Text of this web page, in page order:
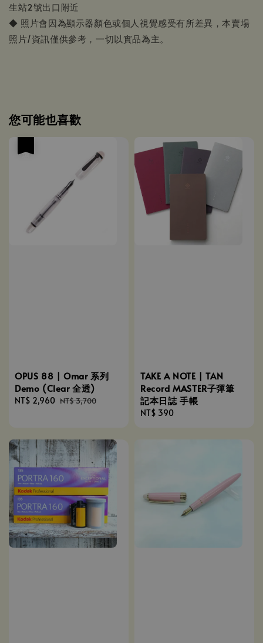
生站2號出口附近
◆ 照片會因為顯示器顏色或個人視覺感受有所差異，本賣場
照片/資訊僅供參考，一切以實品為主。
您可能也喜歡
OPUS 88 | Omar 系列
Demo (Clear 全透)
Sale
NT$ 2,960 Regular
NT$ 3,700
TAKE A NOTE | TAN
Record MASTER子彈筆
記本日誌 手帳
Regular
NT$ 390